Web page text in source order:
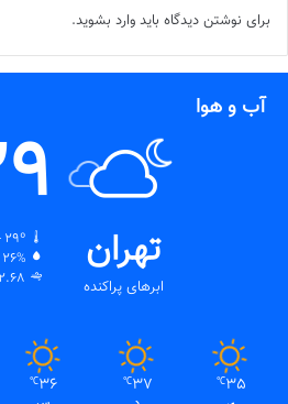
برای نوشتن دیدگاه باید وارد بشوید.
آب و هوا
تهران
ابرهای پراکنده
35º - 29º
26%
2.68 کیلومتر/ساعت
35
℃
37
℃
36
℃